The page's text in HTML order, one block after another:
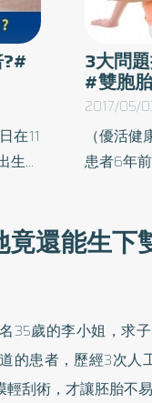
在11
，
、醫
與
素
兒加
治療
，人
3大問
#雙胞胎
2017/05/
（優活
患者6年
可以採用
終於成
高齡不
孕｣和｢次
在無避孕
產」、「
還能生下
35歲的李小姐，求
的患者，歷經3次人
刮術，才讓胚胎不